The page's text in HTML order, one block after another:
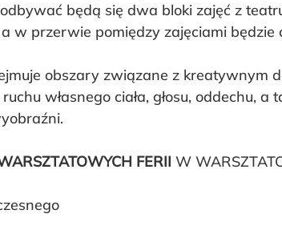
będą się dwa bloki zajęć z
w przerwie pomiędzy zajęciami będzie
obszary związane z kreatywnym
własnego ciała, głosu, oddechu, a
FERII W